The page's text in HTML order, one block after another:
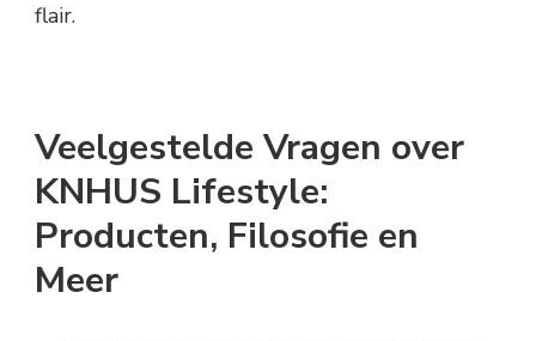
flair.
Veelgestelde Vragen over
KNHUS Lifestyle:
Producten, Filosofie en
Meer